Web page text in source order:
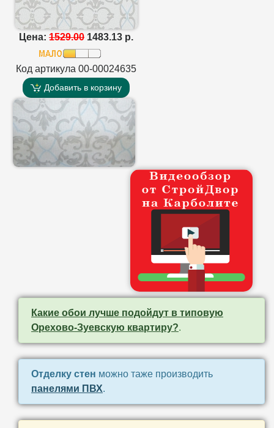
Цена: 1529.00 1483.13 р.
Код артикула 00-00024635
Добавить в корзину
Какие обои лучше подойдут в типовую
Орехово-Зуевскую квартиру?.
Отделку стен можно таже производить
панелями ПВХ.